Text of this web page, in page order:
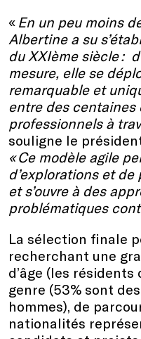
« En un peu moins
Albertine a su
du XXIème siècle :
mesure, elle se
remarquable et
entre des
professionnels à
souligne le
« Ce modèle agile
d’explorations et
et s’ouvre à des
problématiques
La sélection finale
recherchant une
d’âge (les résidents
genre (53% sont
hommes), de
nationalités